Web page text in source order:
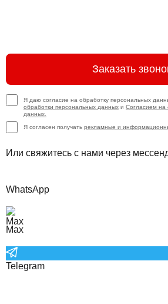
Заказать
Я даю согласие на обработку персональных
обработки персональных данных и Согласием на
данных.
Я согласен получать рекламные и
Или свяжитесь с нами через
WhatsApp
Max
Telegram